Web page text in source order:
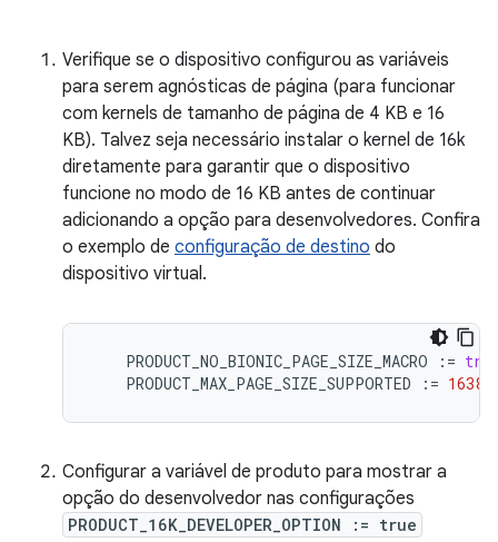
Verifique se o dispositivo configurou as variáveis
para serem agnósticas de página (para funcionar
com kernels de tamanho de página de 4 KB e 16
KB). Talvez seja necessário instalar o kernel de 16k
diretamente para garantir que o dispositivo
funcione no modo de 16 KB antes de continuar
adicionando a opção para desenvolvedores. Confira
o exemplo de configuração de destino do
dispositivo virtual.
PRODUCT_NO_BIONIC_PAGE_SIZE_MACRO : =
PRODUCT_MAX_PAGE_SIZE_SUPPORTED
: = 16384
Configurar a variável de produto para mostrar a
opção do desenvolvedor nas configurações
PRODUCT_16K_DEVELOPER_OPTION := true